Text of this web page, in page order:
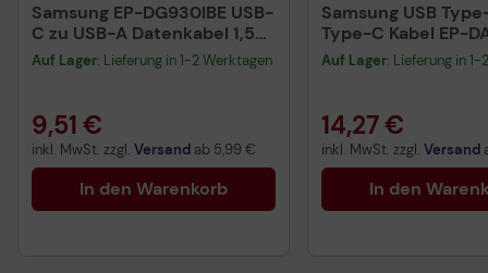
Samsung EP-DG930IBE USB-
C zu USB-A Datenkabel 1,5m,
schwarz
Auf Lager: Lieferung in 1-2 Werktagen
9,51 €
inkl. MwSt. zzgl. Versand ab 5,99 €
In den Warenkorb
Samsung USB
Type-C Kabel EP-
White
Auf Lager: Lieferung in
14,27 €
inkl. MwSt. zzgl. Versand
In den